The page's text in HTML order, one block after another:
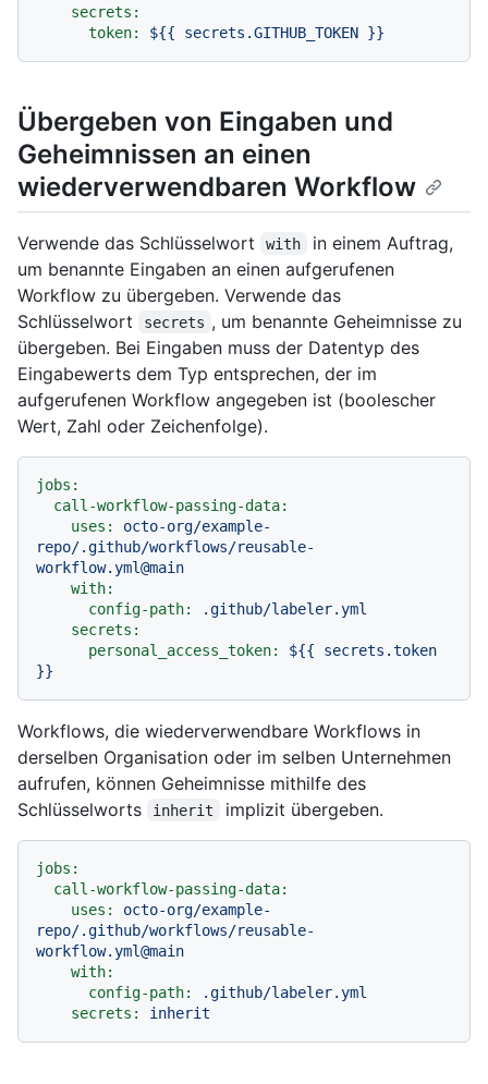
secrets:
token:
${{ secrets.GITHUB_TOKEN }}
Übergeben von Eingaben und
Geheimnissen an einen
wiederverwendbaren Workflow
Verwende das Schlüsselwort with
in einem Auftrag,
um benannte Eingaben an einen aufgerufenen
Workflow zu übergeben. Verwende das
Schlüsselwort
secrets , um benannte Geheimnisse zu
übergeben. Bei Eingaben muss der Datentyp des
Eingabewerts dem Typ entsprechen, der im
aufgerufenen Workflow angegeben ist (boolescher
Wert, Zahl oder Zeichenfolge).
jobs:
call-workflow-passing-data:
uses:
octo-org/example-
repo/.github/workflows/reusable-
workflow.yml@main
with:
config-path:
.github/labeler.yml
secrets:
personal_access_token:
${{
secrets.token
}}
Workflows, die wiederverwendbare Workflows in
derselben Organisation oder im selben Unternehmen
aufrufen, können Geheimnisse mithilfe des
Schlüsselworts
inherit implizit übergeben.
jobs:
call-workflow-passing-data:
uses:
octo-org/example-
repo/.github/workflows/reusable-
workflow.yml@main
with:
config-path:
.github/labeler.yml
secrets:
inherit